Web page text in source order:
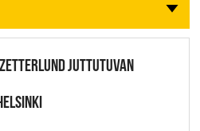
JUTTUTUVAN